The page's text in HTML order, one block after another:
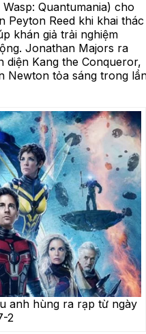
Quantumania) cho
Peyton Reed khi khai thác
khán giả trải nghiệm
Jonathan Majors ra
diện Kang the Conqueror,
Newton tỏa sáng trong
anh hùng ra rạp từ ngày
2